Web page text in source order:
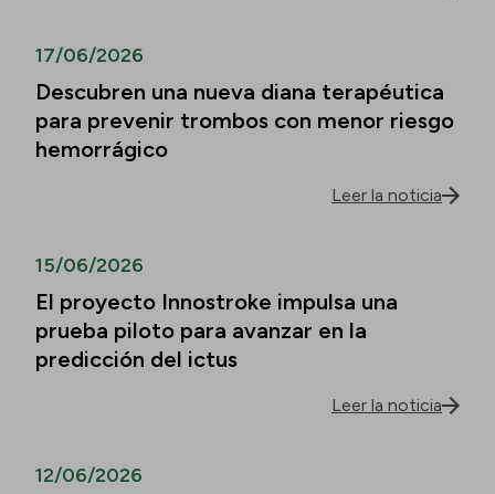
17/06/2026
Descubren una nueva diana terapéutica
para prevenir trombos con menor riesgo
hemorrágico
Leer la noticia
15/06/2026
El proyecto Innostroke impulsa una
prueba piloto para avanzar en la
predicción del ictus
Leer la noticia
12/06/2026